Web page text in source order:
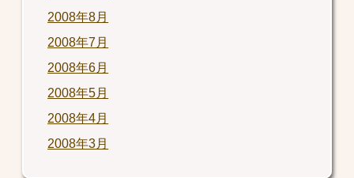
2008年8月
2008年7月
2008年6月
2008年5月
2008年4月
2008年3月